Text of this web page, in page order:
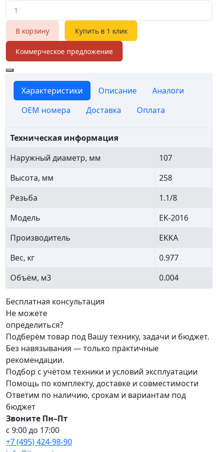
В корзину Купить в 1 клик
Коммерческое предложение
Характеристики Описание
Аналоги
OEM номера
Доставка Оплата
Техническая информация
Наружный диаметр, мм
107
Высота, мм
258
Резьба
1.1/8
Модель
EK-2016
Производитель
EKKA
Вес, кг
0.977
Объём, м3
0.004
Бесплатная консультация
Не можете
определиться?
Подберём товар под Вашу технику, задачи и бюджет.
Без навязывания — только практичные
рекомендации.
Подбор с учётом техники и условий эксплуатации
Помощь по комплекту, доставке и совместимости
Ответим по наличию, срокам и вариантам под
бюджет
Звоните Пн–Пт
с 9:00 до 17:00
+7 (495) 424-98-90